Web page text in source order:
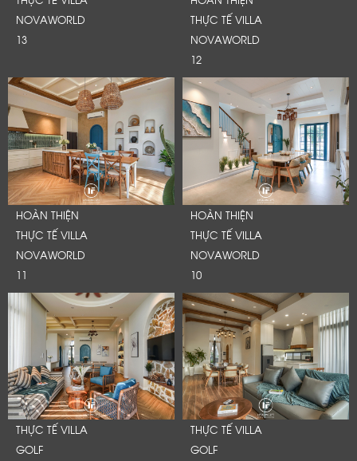
NOVAWORLD
13
THỰC TẾ VILLA
NOVAWORLD
12
HOÀN THIỆN
THỰC TẾ VILLA
NOVAWORLD
11
HOÀN THIỆN
THỰC TẾ VILLA
NOVAWORLD
10
THỰC TẾ VILLA
GOLF
THỰC TẾ VILLA
GOLF